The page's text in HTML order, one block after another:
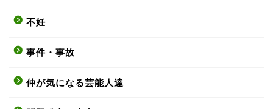
不妊
事件・事故
仲が気になる芸能人達